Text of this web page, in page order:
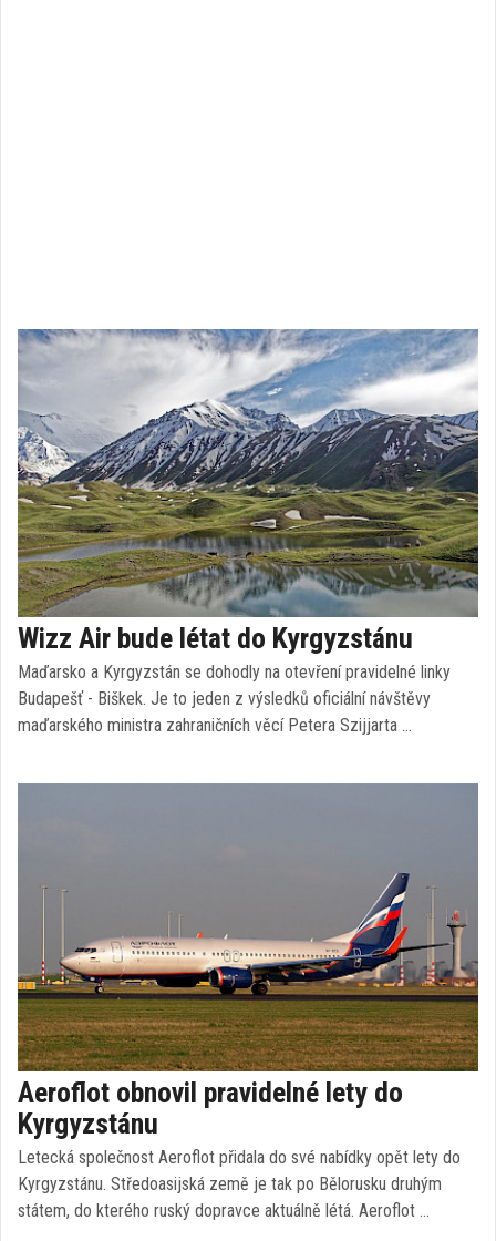
Wizz Air bude létat do Kyrgyzstánu
Maďarsko a Kyrgyzstán se dohodly na otevření pravidelné linky
Budapešť - Biškek. Je to jeden z výsledků oficiální návštěvy
maďarského ministra zahraničních věcí Petera Szijjarta …
Aeroflot obnovil pravidelné lety do
Kyrgyzstánu
Letecká společnost Aeroflot přidala do své nabídky opět lety do
Kyrgyzstánu. Středoasijská země je tak po Bělorusku druhým
státem, do kterého ruský dopravce aktuálně létá. Aeroflot …